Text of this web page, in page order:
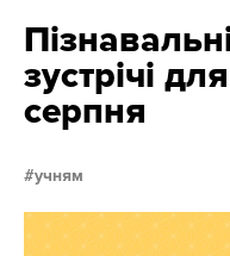
зустрічі
серпня
учням